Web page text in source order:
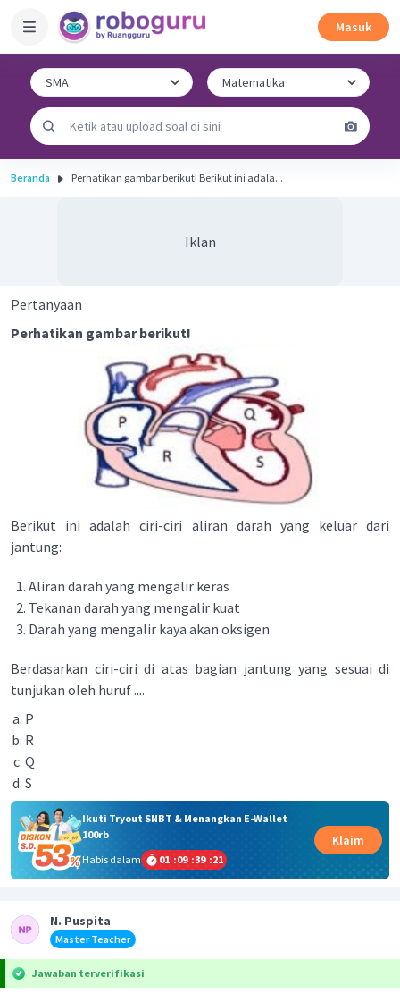
Masuk
Beranda Perhatikan gambar berikut! Berikut ini adala...
Iklan
Pertanyaan
Perhatikan gambar berikut!
Berikut ini adalah ciri-ciri aliran darah yang keluar dari
jantung:
Aliran darah yang mengalir keras
Tekanan darah yang mengalir kuat
Darah yang mengalir kaya akan oksigen
Berdasarkan ciri-ciri di atas bagian jantung yang sesuai di
tunjukan oleh huruf ....
P
R
Q
S
Ikuti Tryout SNBT & Menangkan E-Wallet
100rb
Habis dalam
01 :09 :39 :20
Klaim
N. Puspita
Master Teacher
Jawaban terverifikasi